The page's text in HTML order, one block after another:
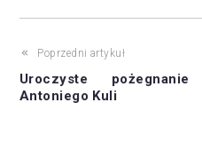
Poprzedni artykuł
Uroczyste
Antoniego Kuli